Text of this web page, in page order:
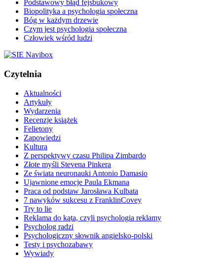
Podstawowy błąd fejsbukowy
Biopolityka a psychologia społeczna
Bóg w każdym drzewie
Czym jest psychologia społeczna
Człowiek wśród ludzi
Czytelnia
Aktualności
Artykuły
Wydarzenia
Recenzje książek
Felietony
Zapowiedzi
Kultura
Z perspektywy czasu Philipa Zimbardo
Złote myśli Stevena Pinkera
Ze świata neuronauki Antonio Damasio
Ujawnione emocje Paula Ekmana
Praca od podstaw Jarosława Kulbata
7 nawyków sukcesu z FranklinCovey
Try to lie
Reklama do kąta, czyli psychologia reklamy
Psycholog radzi
Psychologiczny słownik angielsko-polski
Testy i psychozabawy
Wywiady